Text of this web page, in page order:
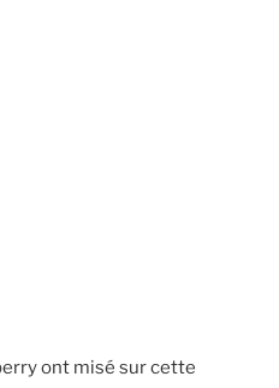
ont misé sur cette